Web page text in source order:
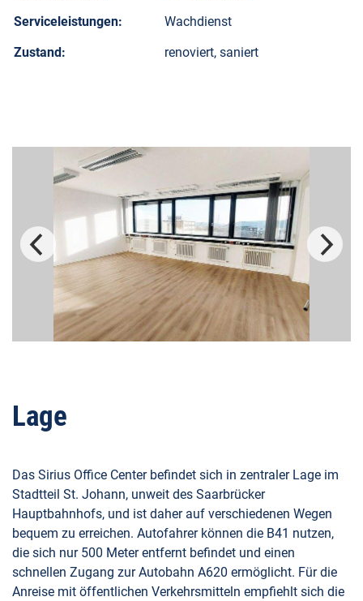
Serviceleistungen:
Wachdienst
Zustand:
renoviert, saniert
Lage
Das Sirius Office Center befindet sich in zentraler Lage im
Stadtteil St. Johann, unweit des Saarbrücker
Hauptbahnhofs, und ist daher auf verschiedenen Wegen
bequem zu erreichen. Autofahrer können die B41 nutzen,
die sich nur 500 Meter entfernt befindet und einen
schnellen Zugang zur Autobahn A620 ermöglicht. Für die
Anreise mit öffentlichen Verkehrsmitteln empfiehlt sich die